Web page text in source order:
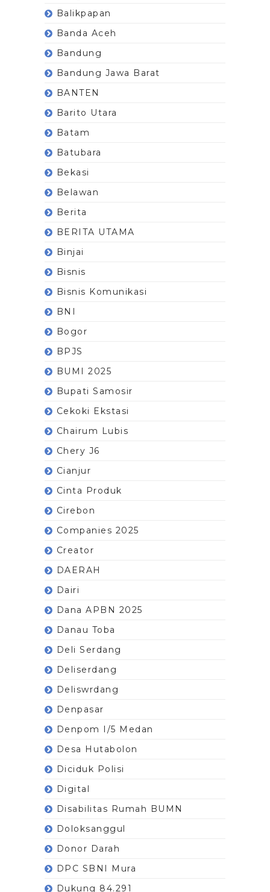
Balikpapan
Banda Aceh
Bandung
Bandung Jawa Barat
BANTEN
Barito Utara
Batam
Batubara
Bekasi
Belawan
Berita
BERITA UTAMA
Binjai
Bisnis
Bisnis Komunikasi
BNI
Bogor
BPJS
BUMI 2025
Bupati Samosir
Cekoki Ekstasi
Chairum Lubis
Chery J6
Cianjur
Cinta Produk
Cirebon
Companies 2025
Creator
DAERAH
Dairi
Dana APBN 2025
Danau Toba
Deli Serdang
Deliserdang
Deliswrdang
Denpasar
Denpom I/5 Medan
Desa Hutabolon
Diciduk Polisi
Digital
Disabilitas Rumah BUMN
Doloksanggul
Donor Darah
DPC SBNI Mura
Dukung 84.291